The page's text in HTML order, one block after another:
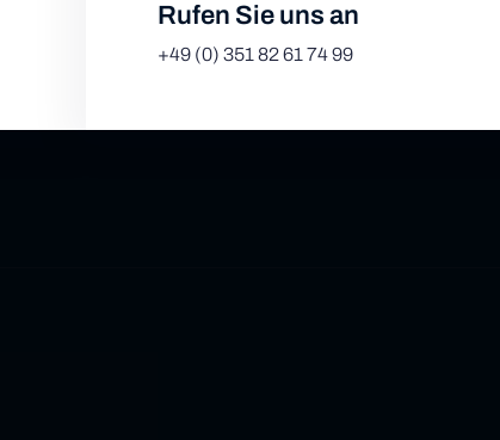
Rufen Sie uns an
+49 (0) 351 82 61 74 99